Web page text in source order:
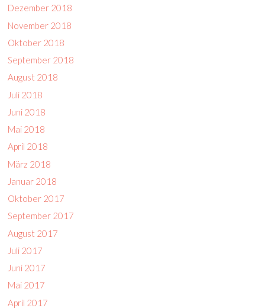
Dezember 2018
November 2018
Oktober 2018
September 2018
August 2018
Juli 2018
Juni 2018
Mai 2018
April 2018
März 2018
Januar 2018
Oktober 2017
September 2017
August 2017
Juli 2017
Juni 2017
Mai 2017
April 2017